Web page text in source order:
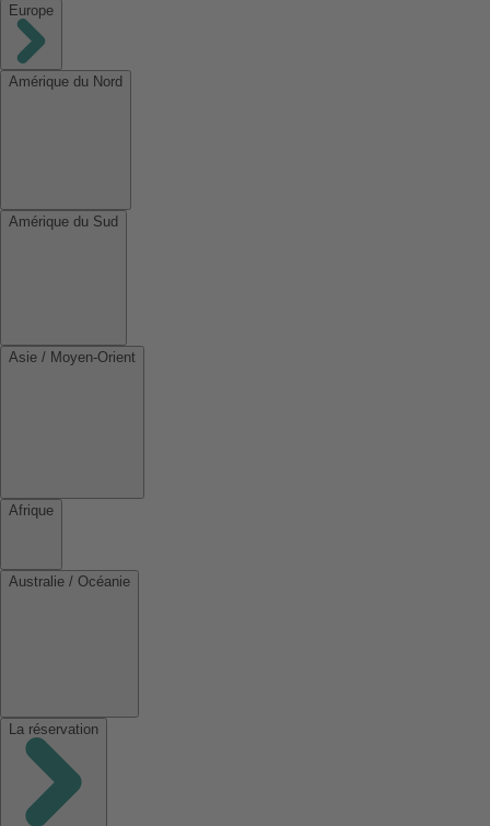
Europe
Amérique du Nord
Amérique du Sud
Asie / Moyen-Orient
Afrique
Australie / Océanie
La réservation